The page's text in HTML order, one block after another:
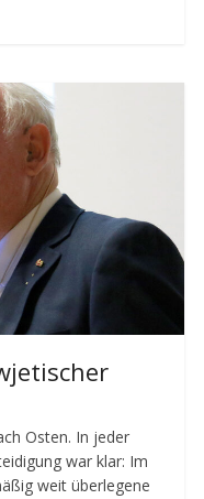
Osten. In jeder
war klar: Im
weit überlegene